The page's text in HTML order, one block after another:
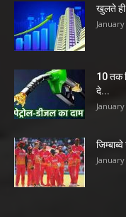
खुलते
10 तक
दे...